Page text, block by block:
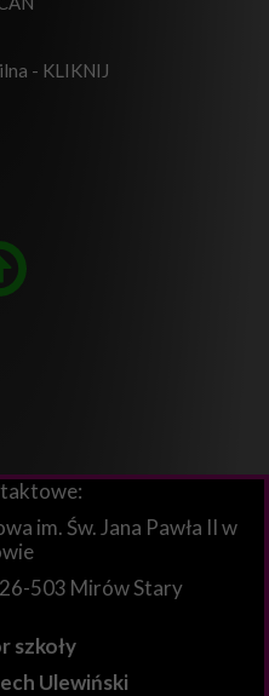
- KLIKNIJ
szkoły
Ulewiński
im. Św. Jana Pawła II w
26-503 Mirów Stary